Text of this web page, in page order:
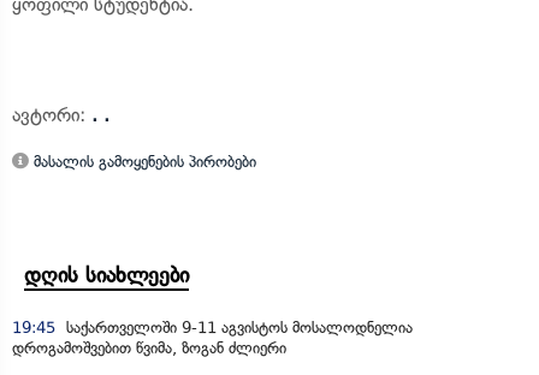
ავტორი: . .
მასალის გამოყენების პირობები
დღის სიახლეები
19:45 საქართველოში 9-11 აგვისტოს მოსალოდნელია
დროგამოშვებით წვიმა, ზოგან ძლიერი